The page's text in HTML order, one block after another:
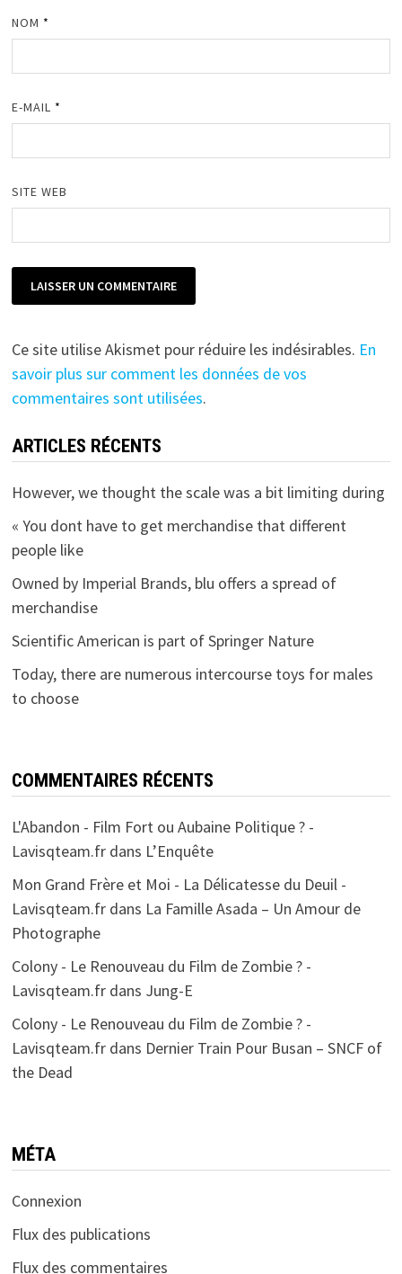
NOM *
E-MAIL *
SITE WEB
Ce site utilise Akismet pour réduire les indésirables. En
savoir plus sur comment les données de vos
commentaires sont utilisées.
ARTICLES RÉCENTS
However, we thought the scale was a bit limiting during
« You dont have to get merchandise that different
people like
Owned by Imperial Brands, blu offers a spread of
merchandise
Scientific American is part of Springer Nature
Today, there are numerous intercourse toys for males
to choose
COMMENTAIRES RÉCENTS
L'Abandon - Film Fort ou Aubaine Politique ? -
Lavisqteam.frdans L’Enquête
Mon Grand Frère et Moi - La Délicatesse du Deuil -
Lavisqteam.frdans La Famille Asada – Un Amour de
Photographe
Colony - Le Renouveau du Film de Zombie ? -
Lavisqteam.frdans Jung-E
Colony - Le Renouveau du Film de Zombie ? -
Lavisqteam.frdans Dernier Train Pour Busan – SNCF of
the Dead
MÉTA
Connexion
Flux des publications
Flux des commentaires